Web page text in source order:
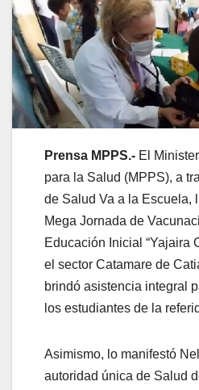
Prensa MPPS.- El
para la Salud (MPPS), a
de Salud Va a la Escuela,
Mega Jornada de
Educación Inicial “Yajaira
el sector Catamare de
brindó asistencia integral
los estudiantes de la
Asimismo, lo manifestó
autoridad única de Salud